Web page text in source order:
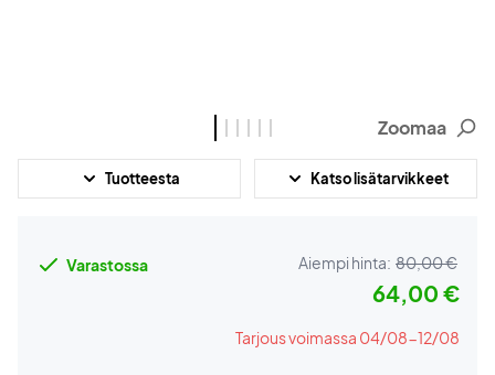
Zoomaa
Tuotteesta Katso lisätarvikkeet
Varastossa Aiempi hinta: 80,00 €
64,00 €
Tarjous voimassa 04/08-12/08